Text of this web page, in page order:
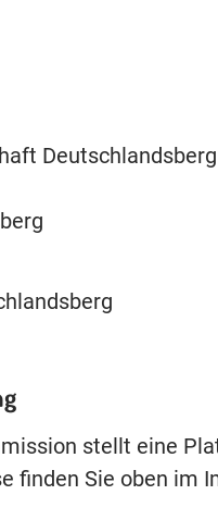
Deutschlandsberg
stellt eine
finden Sie oben im